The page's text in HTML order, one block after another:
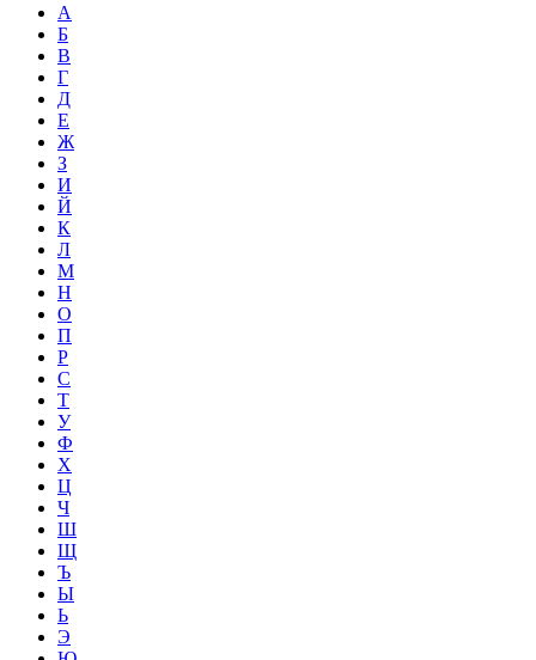
А
Б
В
Г
Д
Е
Ж
З
И
Й
К
Л
М
Н
О
П
Р
С
Т
У
Ф
Х
Ц
Ч
Ш
Щ
Ъ
Ы
Ь
Э